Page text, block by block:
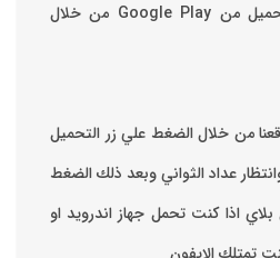
هذا التطبيق الرائع يتم تحميل من Google Play من خلال
من خلال الضغط علي زر التحميل
عداد الثواني وبعد ذلك الضغط
اذا كنت تحمل جهاز اندرويد او